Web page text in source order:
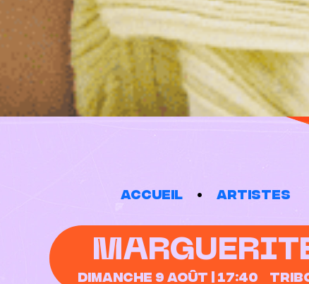
Accueil Artistes
Dimanche 9 août | 17:40